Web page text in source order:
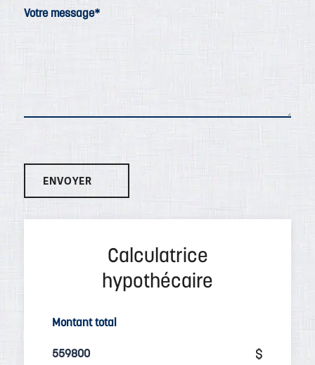
Montant total